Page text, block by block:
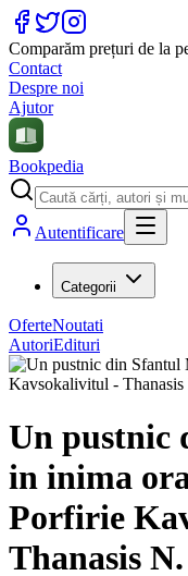
Comparăm prețuri de la
Contact
Despre noi
Ajutor
Bookpedia
Autentificare
Categorii
OferteNoutati
AutoriEdituri
Un pustnic
in inima
Porfirie
Thanasis